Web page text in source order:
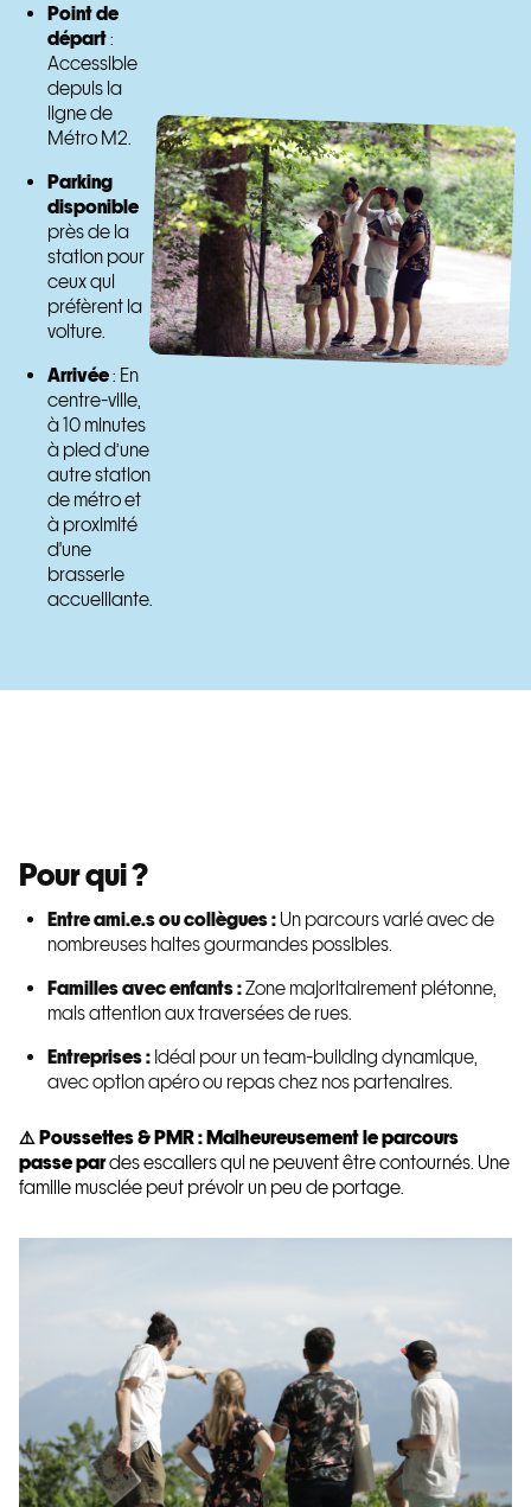
Point de
départ:
Accessible
depuis la
ligne de
Métro M2.
Parking
disponible
près de la
station pour
ceux qui
préfèrent la
voiture.
Arrivée: En
centre-ville,
à 10 minutes
à pied d’une
autre station
de métro et
à proximité
d'une
brasserie
accueillante.
Pour qui ?
Entre ami.e.s ou collègues : Un parcours varié avec de
nombreuses haltes gourmandes possibles.
Familles avec enfants :Zone majoritairement piétonne,
mais attention aux traversées de rues.
Entreprises : Idéal pour un team-building dynamique,
avec option apéro ou repas chez nos partenaires.
⚠️ Poussettes & PMR : Malheureusement le parcours
passe pardes escaliers qui ne peuvent être contournés. Une
famille musclée peut prévoir un peu de portage.